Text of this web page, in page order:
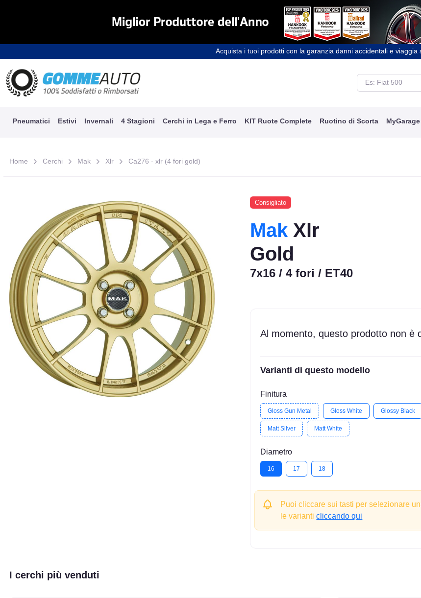
Acquista i tuoi prodotti con la garanzia danni accidentali e viaggia
Pneumatici Estivi Invernali 4 Stagioni Cerchi in Lega e Ferro KIT Ruote Complete Ruotino di Scorta MyGarage
Home Cerchi Mak Xlr Ca276 - xlr (4 fori gold)
Consigliato
Mak Xlr
Gold
7x16 / 4 fori / ET40
Al momento, questo prodotto non è
Varianti di questo modello
Finitura
Gloss Gun Metal Gloss White Glossy Black
Matt Silver Matt White
Diametro
16 17 18
Puoi cliccare sui tasti per selezionare
le varianticliccando qui
I cerchi più venduti